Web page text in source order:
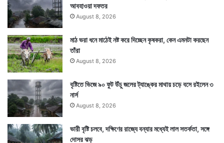
আবহাওয়া দফতর
August 8, 2026
মাঠ ভরা ধনে মাঠেই নষ্ট করে দিচ্ছেন কৃষকরা, কেন এমনটা করছেন
তাঁরা
August 8, 2026
বৃষ্টিতে ভিজে ৯০ ফুট উঁচু জলের ট্যাঙ্কের মাথায় চড়ে বসে রইলেন ৩
নার্স
August 8, 2026
ভারী বৃষ্টি চলবে, দক্ষিণের রাজ্যে বন্যার মধ্যেই লাল সতর্কতা, সঙ্গে
দোসর ঝড়